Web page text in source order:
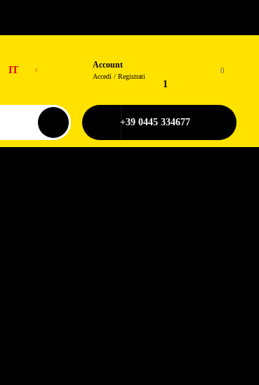
IT Account
Accedi / Registrati
1
0
+39 0445 334677